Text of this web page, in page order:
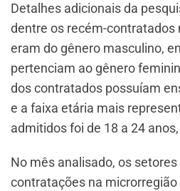
Detalhes adicionais da
dentre os recém-contratados
eram do gênero masculino,
pertenciam ao gênero
dos contratados possuíam
e a faixa etária mais
admitidos foi de 18 a 24
No mês analisado, os
contratações na